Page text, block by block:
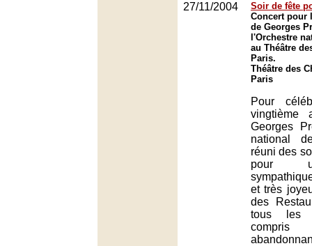
27/11/2004
Soir de fête
Concert pour
de Georges
l'Orchestre
au Théâtre
Paris.
Théâtre des
Paris
Pour
vingtième
Georges
national
réuni des
pour
et très
des
tous les